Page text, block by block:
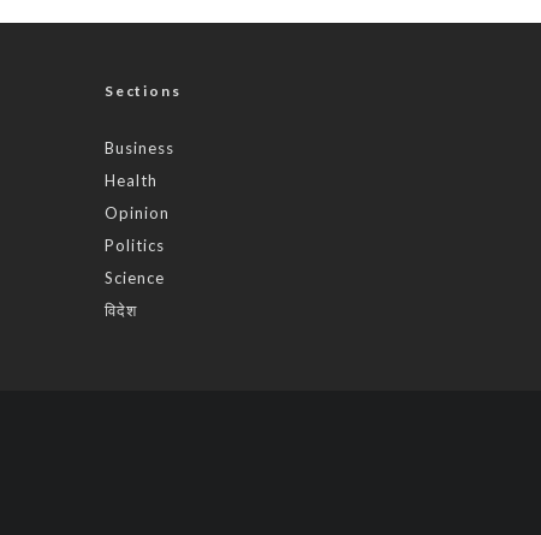
Sections
Business
Health
Opinion
Politics
Science
विदेश